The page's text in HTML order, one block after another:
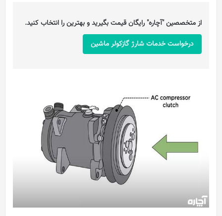
از متخصصین "آچاره" رایگان قیمت بگیرید و بهترین را انتخاب کنید.
درخواست خدمات شارژ گازکولر ماشین